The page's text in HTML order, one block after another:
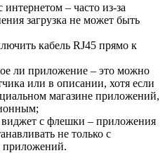
– часто из-за
загрузка не может быть
кабель RJ45 прямо к
ли приложение – это можно
или в описании, хотя если
магазине приложений,
виджет с флешки – приложения
не только с
приложений.